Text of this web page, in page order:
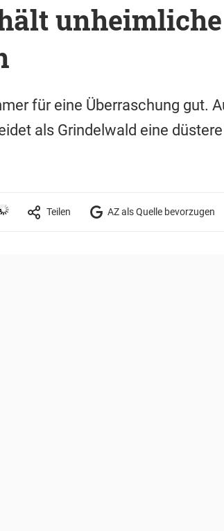
für eine Überraschung gut.
als Grindelwald eine düstere
Teilen AZ als Quelle bevorzugen